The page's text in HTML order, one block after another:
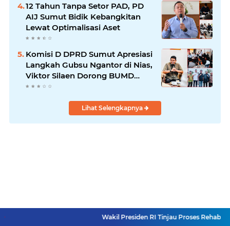
12 Tahun Tanpa Setor PAD, PD
AIJ Sumut Bidik Kebangkitan
Lewat Optimalisasi Aset
Komisi D DPRD Sumut Apresiasi
Langkah Gubsu Ngantor di Nias,
Viktor Silaen Dorong BUMD
Kelola Rumput Laut
Lihat Selengkapnya
Wakil Presiden RI Tinjau Proses Rehabilitasi